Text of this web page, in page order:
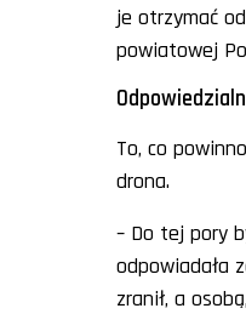
je otrzymać
powiatowej
To, co
drona.
– Do tej pory
odpowiadała
zranił, a